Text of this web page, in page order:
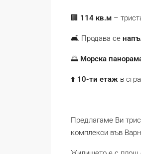
🏢 114 кв.м –
🛋️ Продава се
🌅 Морска
⬆️ 10-ти етаж в
Предлагаме Ви
комплекси във